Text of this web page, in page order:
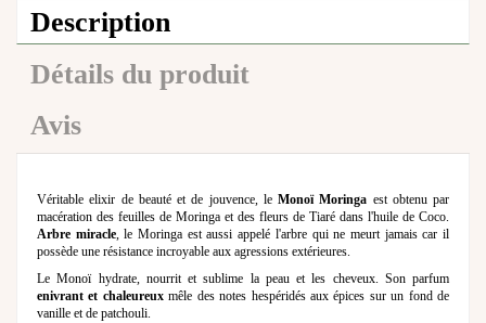
Description
Détails du produit
Avis
Véritable elixir de beauté et de jouvence, le Monoï Moringa est obtenu par
macération des feuilles de Moringa et des fleurs de Tiaré dans l'huile de Coco.
Arbre miracle, le Moringa est aussi appelé l'arbre qui ne meurt jamais car il
possède une résistance incroyable aux agressions extérieures.
Le Monoï hydrate, nourrit et sublime la peau et les cheveux. Son parfum
enivrant et chaleureuxmêle des notes hespéridés aux épices sur un fond de
vanille et de patchouli.